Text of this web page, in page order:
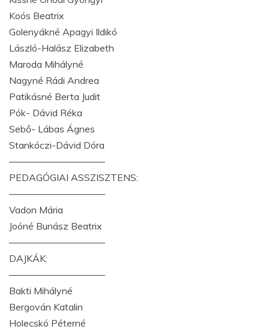
Koós Beatrix
Golenyákné Apagyi Ildikó
László-Halász Elizabeth
Maroda Mihályné
Nagyné Rádi Andrea
Patikásné Berta Judit
Pók- Dávid Réka
Sebő- Lábas Ágnes
Stankóczi-Dávid Dóra
——————————
PEDAGÓGIAI ASSZISZTENS:
——————————
Vadon Mária
Joóné Bunász Beatrix
——————————
DAJKÁK:
——————————
Bakti Mihályné
Bergován Katalin
Holecskó Péterné